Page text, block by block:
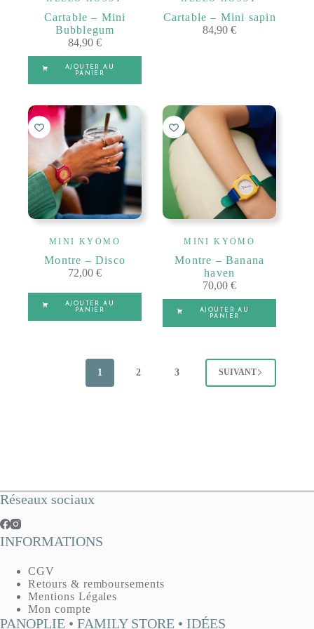
Cartable – Mini
Bubblegum
84,90€
AJOUTER AU
PANIER
Cartable – Mini sapin
84,90€
MINI KYOMO
Montre – Disco
72,00€
AJOUTER AU
PANIER
MINI KYOMO
Montre – Banana
haven
70,00€
AJOUTER AU
PANIER
1 2 3 SUIVANT
Réseaux sociaux
INFORMATIONS
CGV
Retours & remboursements
Mentions Légales
Mon compte
PANOPLIE • FAMILY STORE • IDÉES